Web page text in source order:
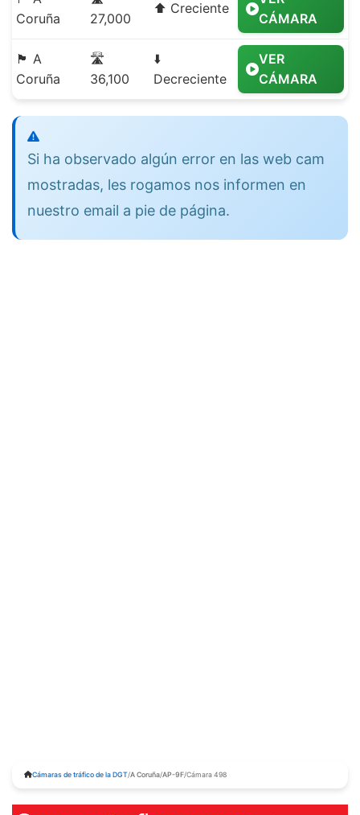
Coruña
27,000
⬆️ Creciente
CÁMARA
🏴 A
Coruña
🛣️
36,100
⬇️
Decreciente
VER
CÁMARA
Si ha observado algún error en las web cam
mostradas, les rogamos nos informen en
nuestro email a pie de página.
Cámaras de tráfico de la DGT/A Coruña/AP-9F/Cámara 498